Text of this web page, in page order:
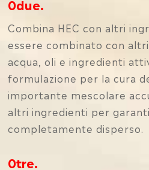
0due.
Combina HEC con altri
essere combinato con
acqua, oli e ingredienti
formulazione per la cura
importante mescolare
altri ingredienti per
completamente disperso.
0tre.